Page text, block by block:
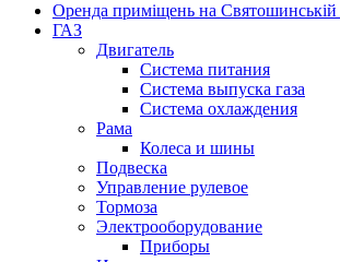
Оренда приміщень на Святошинській
ГАЗ
Двигатель
Система питания
Система выпуска газа
Система охлаждения
Рама
Колеса и шины
Подвеска
Управление рулевое
Тормоза
Электрооборудование
Приборы